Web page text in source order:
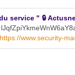
service " 🔒
https://www.security-